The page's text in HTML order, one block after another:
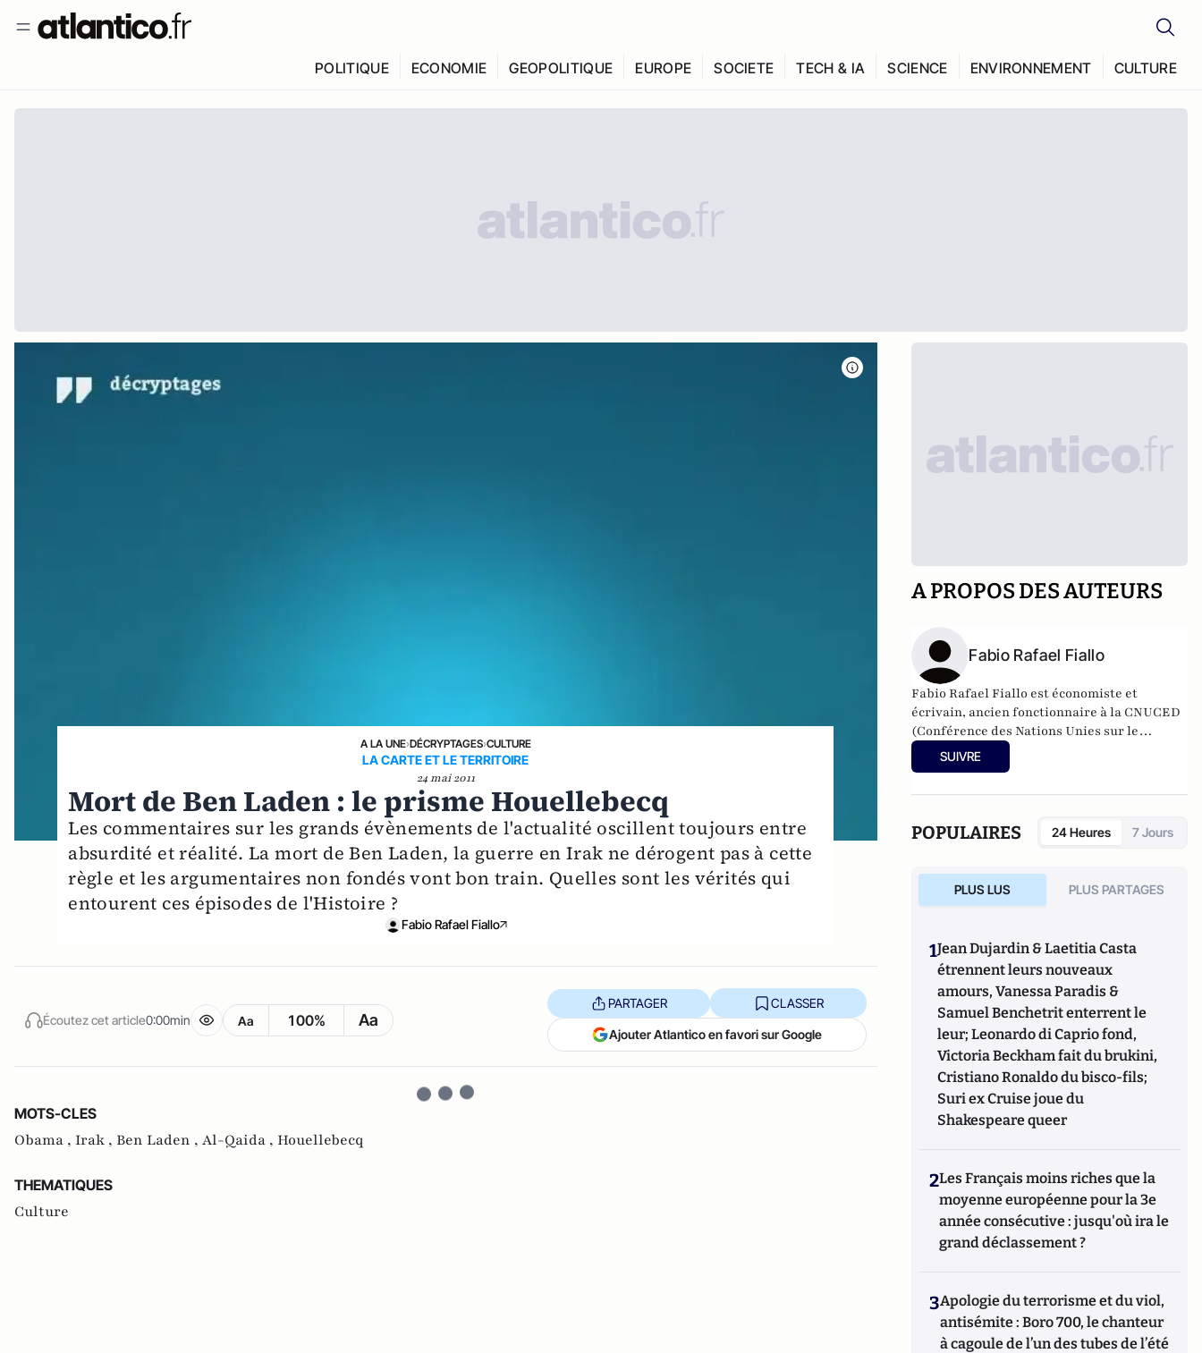
POLITIQUE ECONOMIE GEOPOLITIQUE EUROPE SOCIETE TECH & IA SCIENCE ENVIRONNEMENT CULTURE
A LA UNE›DÉCRYPTAGES›CULTURE
LA CARTE ET LE TERRITOIRE
24 mai 2011
Mort de Ben Laden : le prisme Houellebecq
Les commentaires sur les grands évènements de l'actualité oscillent toujours entre
absurdité et réalité. La mort de Ben Laden, la guerre en Irak ne dérogent pas à cette
règle et les argumentaires non fondés vont bon train. Quelles sont les vérités qui
entourent ces épisodes de l'Histoire ?
Fabio Rafael Fiallo
Écoutez cet article0:00min Aa 100% Aa
PARTAGER CLASSER
Ajouter Atlantico en favori sur Google
MOTS-CLES
Obama , Irak , Ben Laden , Al-Qaida , Houellebecq
THEMATIQUES
Culture
A PROPOS DES AUTEURS
Fabio Rafael Fiallo
Fabio Rafael Fiallo est économiste et
écrivain, ancien fonctionnaire à la CNUCED
(Conférence des Nations Unies sur le
commerce et le développement). Il
est diplômé d’économie politique de
coulisses de la Genève
internationale(L'Harmattan) présente une
SUIVRE
POPULAIRES 24 Heures 7 Jours
PLUS LUS PLUS PARTAGES
1Jean Dujardin & Laetitia Casta
étrennent leurs nouveaux
amours, Vanessa Paradis &
Samuel Benchetrit enterrent le
leur; Leonardo di Caprio fond,
Victoria Beckham fait du brukini,
Cristiano Ronaldo du bisco-fils;
Suri ex Cruise joue du
Shakespeare queer
2Les Français moins riches que la
moyenne européenne pour la 3e
année consécutive : jusqu'où ira le
grand déclassement ?
3Apologie du terrorisme et du viol,
antisémite : Boro 700, le chanteur
à cagoule de l’un des tubes de l’été